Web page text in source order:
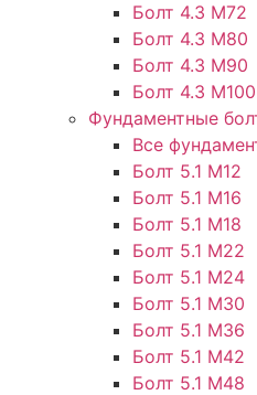
Болт 4.3 М72
Болт 4.3 М80
Болт 4.3 М90
Болт 4.3 М100
Фундаментные
Все
Болт 5.1 М12
Болт 5.1 М16
Болт 5.1 М18
Болт 5.1 М22
Болт 5.1 М24
Болт 5.1 М30
Болт 5.1 М36
Болт 5.1 М42
Болт 5.1 М48